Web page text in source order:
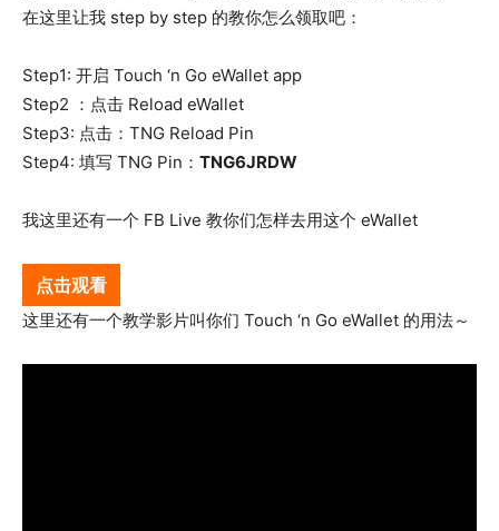
在这里让我 step by step 的教你怎么领取吧：
Step1: 开启 Touch ‘n Go eWallet app
Step2 ：点击 Reload eWallet
Step3: 点击：TNG Reload Pin
Step4: 填写 TNG Pin： TNG6JRDW
我这里还有一个 FB Live 教你们怎样去用这个 eWallet
点击观看
这里还有一个教学影片叫你们 Touch ‘n Go eWallet 的用法～